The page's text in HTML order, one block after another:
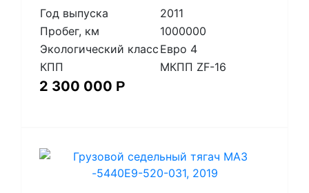
Год выпуска
2011
Пробег, км
1000000
Экологический класс Евро 4
КПП
МКПП ZF-16
2 300 000 Р